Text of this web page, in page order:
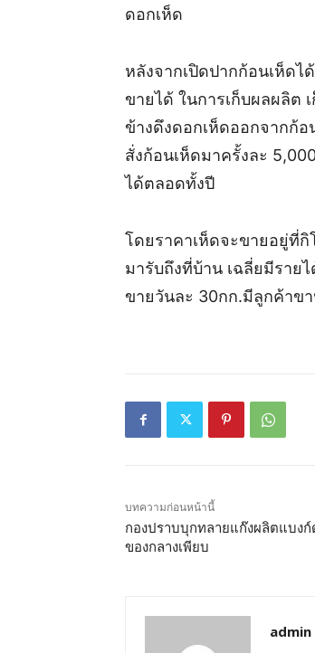
ดอกเห็ด
หลังจากเปิดปากก้อนเห็ดไ
ขายได้ ในการเก็บผลผลิต
ข้างดึงดอกเห็ดออกจากก้
สั่งก้อนเห็ดมาครั้งละ
ได้ตลอดทั้งปี
โดยราคาเห็ดจะขายอยู่ที่
มารับถึงที่บ้าน เฉลี่ยมีราย
ขายวันละ 30กก.มีลูกค้าข
บทความก่อนหน้านี้
กองปราบบุกทลายแก๊งผลิตแบง
ของกลางเพียบ
admin